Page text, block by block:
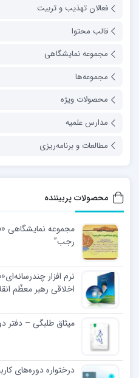
فعالان تهذیب و تربیت
قالب محتوا
مجموعه نمایشگاهی
مجموعه‌ها
محصولات ویژه
مدارس علمیه
مطالعات و برنامه‌ریزی
محصولات پربیننده
مجموعه نمایشگاهی
رجب”
نرم افزار
اخلاقی رهبر معظّم
میثاق طلبگی – دفتر
درختواره دوره‌های